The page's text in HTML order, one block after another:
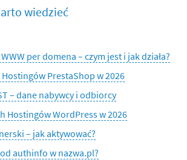
wiedzieć
per domena – czym jest i jak działa?
PrestaShop w 2026
– dane nabywcy i odbiorcy
Hostingów WordPress w 2026
– jak aktywować?
authinfo w nazwa.pl?